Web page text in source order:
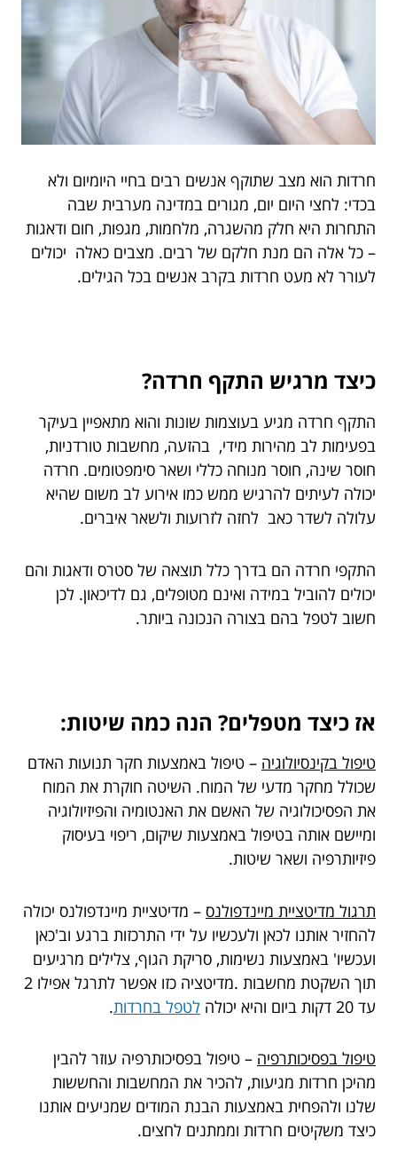
חרדות הוא מצב שתוקף אנשים רבים בחיי היומיום ולא
בכדי: לחצי היום יום, מגורים במדינה מערבית שבה
התחרות היא חלק מהשגרה, מלחמות, מגפות, חום ודאגות
– כל אלה הם מנת חלקם של רבים. מצבים כאלה יכולים
לעורר לא מעט חרדות בקרב אנשים בכל הגילים.
כיצד מרגיש התקף חרדה?
התקף חרדה מגיע בעוצמות שונות והוא מתאפיין בעיקר
בפעימות לב מהירות מידי, בהזעה, מחשבות טורדניות,
חוסר שינה, חוסר מנוחה כללי ושאר סימפטומים. חרדה
יכולה לעיתים להרגיש ממש כמו אירוע לב משום שהיא
עלולה לשדר כאב לחזה לזרועות ולשאר איברים.
התקפי חרדה הם בדרך כלל תוצאה של סטרס ודאגות והם
יכולים להוביל במידה ואינם מטופלים, גם לדיכאון. לכן
חשוב לטפל בהם בצורה הנכונה ביותר.
אז כיצד מטפלים? הנה כמה שיטות:
טיפול בקינסיולוגיה – טיפול באמצעות חקר תנועות האדם
שכולל מחקר מדעי של המוח. השיטה חוקרת את המוח
את הפסיכולוגיה של האשם את האנטומיה והפיזיולוגיה
ומיישם אותה בטיפול באמצעות שיקום, ריפוי בעיסוק
פיזיותרפיה ושאר שיטות.
תרגול מדיטציית מיינדפולנס – מדיטציית מיינדפולנס יכולה
להחזיר אותנו לכאן ולעכשיו על ידי התרכזות ברגע וב'כאן
ועכשיו' באמצעות נשימות, סריקת הגוף, צלילים מרגיעים
תוך השקטת מחשבות .מדיטציה כזו אפשר לתרגל אפילו 2
עד 20 דקות ביום והיא יכולה
לטפל בחרדות.
טיפול בפסיכותרפיה – טיפול בפסיכותרפיה עוזר להבין
מהיכן חרדות מגיעות, להכיר את המחשבות והחששות
שלנו ולהפחית באמצעות הבנת המודים שמניעים אותנו
כיצד משקיטים חרדות וממתנים לחצים.